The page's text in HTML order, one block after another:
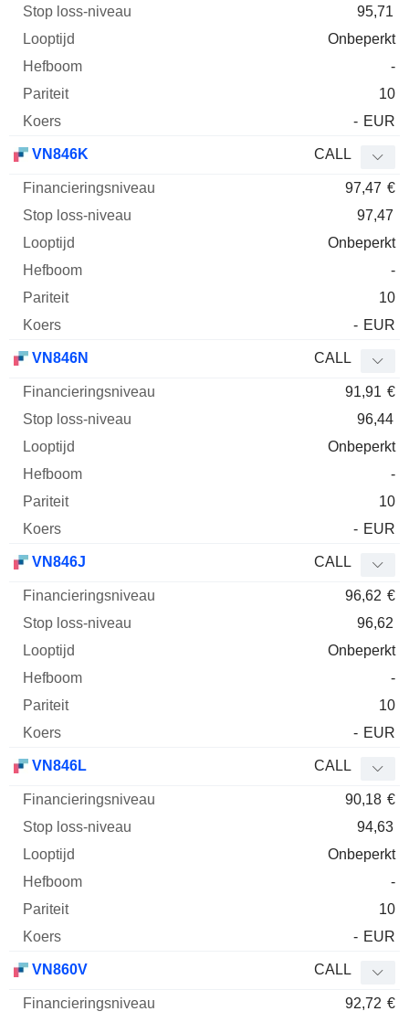
95,71
Onbeperkt
-
10
- EUR
VN846K CALL
97,47 €
97,47
Onbeperkt
-
10
- EUR
VN846N CALL
91,91 €
96,44
Onbeperkt
-
10
- EUR
VN846J CALL
96,62 €
96,62
Onbeperkt
-
10
- EUR
VN846L CALL
90,18 €
94,63
Onbeperkt
-
10
- EUR
VN860V CALL
92,72 €